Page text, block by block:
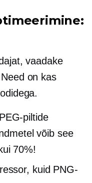
vaadake
on kas
piltide
võib see
70%!
kuid PNG-